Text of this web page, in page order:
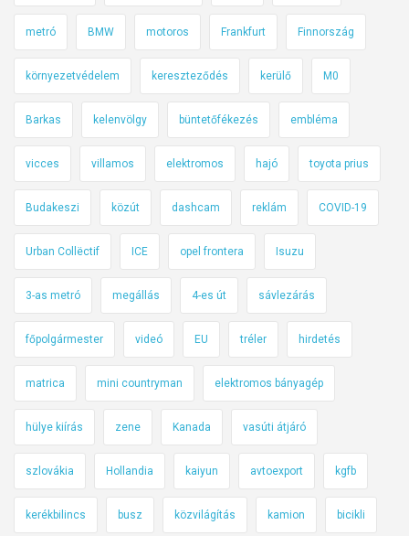
i
z
o
ú
r
metró BMW motoros Frankfurt Finnország
környezetvédelem kereszteződés kerülő M0
Barkas kelenvölgy büntetőfékezés embléma
vicces villamos elektromos hajó toyota prius
Budakeszi közút dashcam reklám COVID-19
Urban Collëctif ICE opel frontera Isuzu
3-as metró megállás 4-es út sávlezárás
főpolgármester videó EU tréler hirdetés
matrica mini countryman elektromos bányagép
hülye kiírás zene Kanada vasúti átjáró
szlovákia Hollandia kaiyun avtoexport kgfb
kerékbilincs busz közvilágítás kamion bicikli